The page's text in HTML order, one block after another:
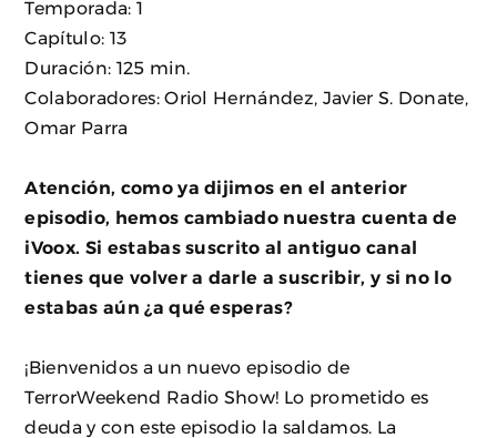
Temporada: 1
Capítulo: 13
Duración: 125 min.
Colaboradores: Oriol Hernández, Javier S. Donate,
Omar Parra
Atención, como ya dijimos en el anterior
episodio, hemos cambiado nuestra cuenta de
iVoox. Si estabas suscrito al antiguo canal
tienes que volver a darle a suscribir, y si no lo
estabas aún ¿a qué esperas?
¡Bienvenidos a un nuevo episodio de
TerrorWeekend Radio Show! Lo prometido es
deuda y con este episodio la saldamos. La